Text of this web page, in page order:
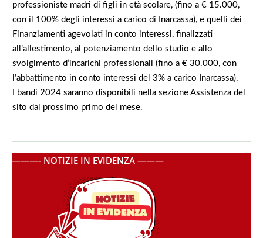
professioniste madri di figli in età scolare, (fino a € 15.000,
con il 100% degli interessi a carico di Inarcassa), e quelli dei
Finanziamenti agevolati in conto interessi, finalizzati
all’allestimento, al potenziamento dello studio e allo
svolgimento d’incarichi professionali (fino a € 30.000, con
l’abbattimento in conto interessi del 3% a carico Inarcassa).
I bandi 2024 saranno disponibili nella sezione Assistenza del
sito dal prossimo primo del mese.
———- NOTIZIE IN EVIDENZA ———